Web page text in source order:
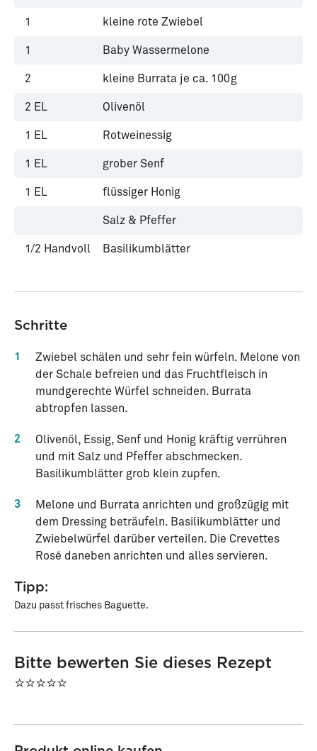
1 kleine rote Zwiebel
1 Baby Wassermelone
2 kleine Burrata je ca. 100g
2 EL Olivenöl
1 EL Rotweinessig
1 EL grober Senf
1 EL flüssiger Honig
Salz & Pfeffer
1/2 Handvoll Basilikumblätter
Schritte
1
Zwiebel schälen und sehr fein würfeln. Melone von
der Schale befreien und das Fruchtfleisch in
mundgerechte Würfel schneiden. Burrata
abtropfen lassen.
2
Olivenöl, Essig, Senf und Honig kräftig verrühren
und mit Salz und Pfeffer abschmecken.
Basilikumblätter grob klein zupfen.
3
Melone und Burrata anrichten und großzügig mit
dem Dressing beträufeln. Basilikumblätter und
Zwiebelwürfel darüber verteilen. Die Crevettes
Rosé daneben anrichten und alles servieren.
Tipp:
Dazu passt frisches Baguette.
Bitte bewerten Sie dieses Rezept
⭐⭐⭐⭐⭐